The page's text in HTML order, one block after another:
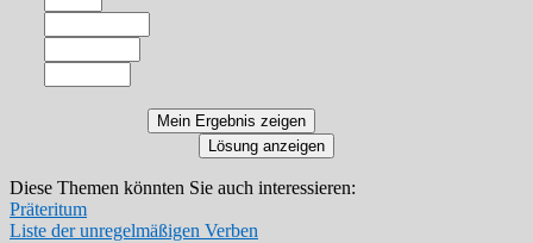
Diese Themen könnten Sie auch interessieren:
Präteritum
Liste der unregelmäßigen Verben